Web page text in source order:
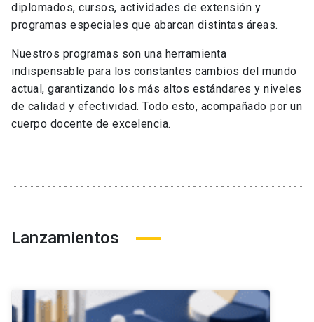
diplomados, cursos, actividades de extensión y
programas especiales que abarcan distintas áreas.
Nuestros programas son una herramienta
indispensable para los constantes cambios del mundo
actual, garantizando los más altos estándares y niveles
de calidad y efectividad. Todo esto, acompañado por un
cuerpo docente de excelencia.
Lanzamientos